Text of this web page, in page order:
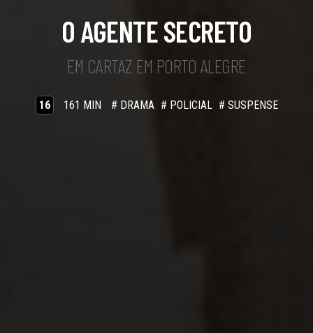
O AGENTE SECRETO
EM CARTAZ EM PORTO ALEGRE
16 161 MIN # DRAMA # POLICIAL # SUSPENSE